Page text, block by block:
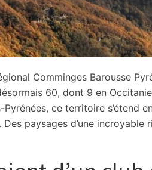
Comminges Barousse
60, dont 9 en
ce territoire s’étend
Des paysages d’une